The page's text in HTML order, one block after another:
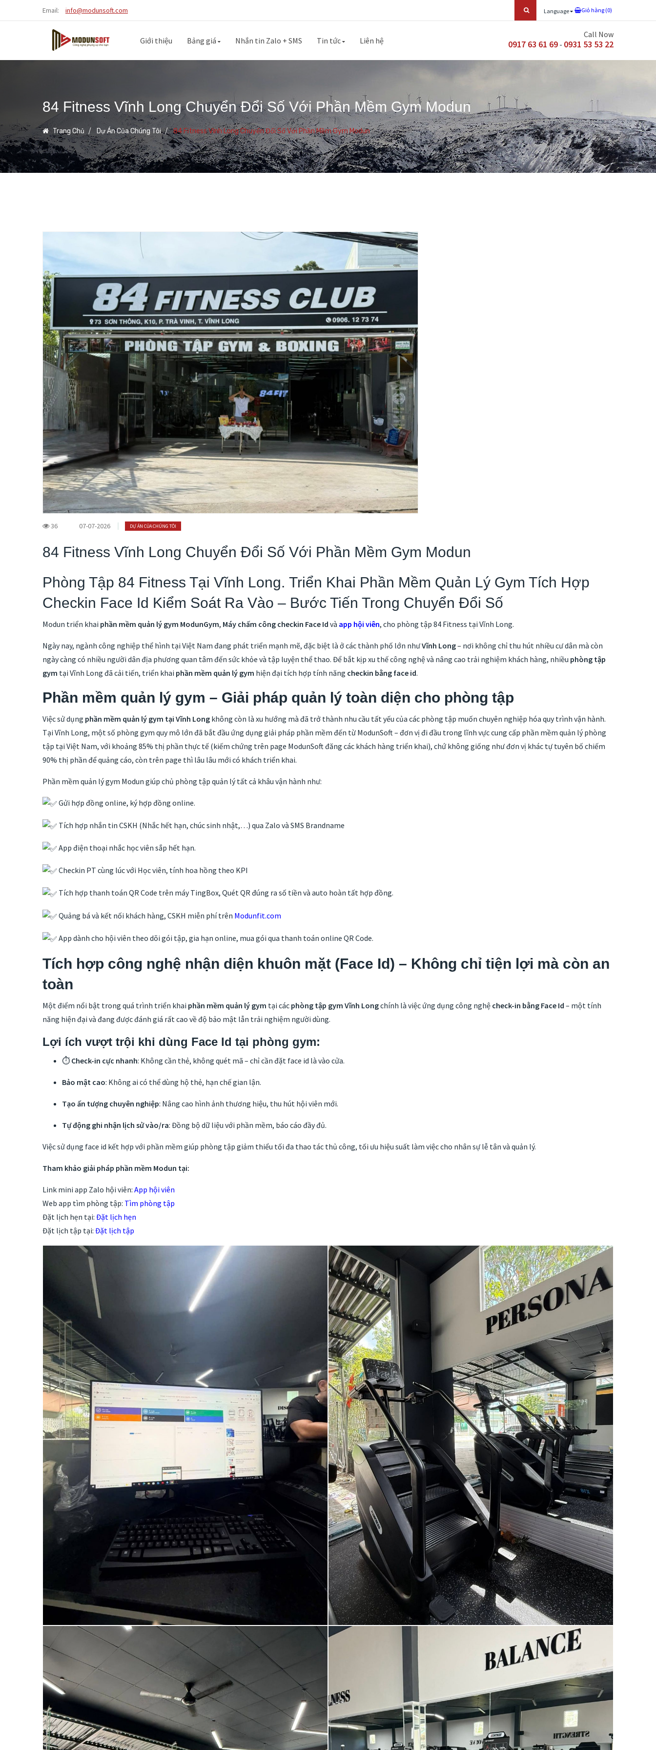
Email: info@modunsoft.com Language Giỏ hàng (0)
Giới thiệu Bảng giá Nhắn tin Zalo + SMS Tin tức Liên hệ
Call Now
0917 63 61 69 - 0931 53 53 22
84 Fitness Vĩnh Long Chuyển Đổi Số Với Phần Mềm Gym Modun
Trang Chủ Dự Án Của Chúng Tôi 84 Fitness Vĩnh Long Chuyển Đổi Số Với Phần Mềm Gym Modun
36 07-07-2026 DỰ ÁN CỦA CHÚNG TÔI
84 Fitness Vĩnh Long Chuyển Đổi Số Với Phần Mềm Gym Modun
Phòng Tập 84 Fitness Tại Vĩnh Long. Triển Khai Phần Mềm Quản Lý Gym Tích Hợp
Checkin Face Id Kiểm Soát Ra Vào – Bước Tiến Trong Chuyển Đổi Số
Modun triển khai phần mềm quản lý gym ModunGym, Máy chấm công checkin Face Id và app hội viên, cho phòng tập 84 Fitness tại Vĩnh Long.
Ngày nay, ngành công nghiệp thể hình tại Việt Nam đang phát triển mạnh mẽ, đặc biệt là ở các thành phố lớn nhưVĩnh Long– nơi không chỉ thu hút nhiều cư dân mà còn
ngày càng có nhiều người dân địa phương quan tâm đến sức khỏe và tập luyện thể thao. Để bắt kịp xu thế công nghệ và nâng cao trải nghiệm khách hàng, nhiều phòng tập
gym tại Vĩnh Long đã cải tiến, triển khai phần mềm quản lý gym hiện đại tích hợp tính năng checkin bằng face id.
Phần mềm quản lý gym – Giải pháp quản lý toàn diện cho phòng tập
Việc sử dụng phần mềm quản lý gym tại Vĩnh Long không còn là xu hướng mà đã trở thành nhu cầu tất yếu của các phòng tập muốn chuyên nghiệp hóa quy trình vận hành.
Tại Vĩnh Long, một số phòng gym quy mô lớn đã bắt đầu ứng dụng giải pháp phần mềm đến từ ModunSoft – đơn vị đi đầu trong lĩnh vực cung cấp phần mềm quản lý phòng
tập tại Việt Nam, với khoảng 85% thị phần thực tế (kiếm chứng trên page ModunSoft đăng các khách hàng triển khai), chứ không giống như đơn vị khác tự tuyên bố chiếm
90% thị phần để quảng cáo, còn trên page thì lâu lâu mới có khách triển khai.
Phần mềm quản lý gym Modun giúp chủ phòng tập quản lý tất cả khâu vận hành như:
Gửi hợp đồng online, ký hợp đồng online.
Tích hợp nhắn tin CSKH (Nhắc hết hạn, chúc sinh nhật,…) qua Zalo và SMS Brandname
App điện thoại nhắc học viên sắp hết hạn.
Checkin PT cùng lúc với Học viên, tính hoa hồng theo KPI
Tích hợp thanh toán QR Code trên máy TingBox, Quét QR đúng ra số tiền và auto hoàn tất hợp đồng.
Quảng bá và kết nối khách hàng, CSKH miễn phí trên Modunfit.com
App dành cho hội viên theo dõi gói tập, gia hạn online, mua gói qua thanh toán online QR Code.
Tích hợp công nghệ nhận diện khuôn mặt (Face Id) – Không chỉ tiện lợi mà còn an
toàn
Một điểm nổi bật trong quá trình triển khai phần mềm quản lý gym tại các phòng tập gym Vĩnh Longchính là việc ứng dụng công nghệ check-in bằng Face Id – một tính
năng hiện đại và đang được đánh giá rất cao về độ bảo mật lẫn trải nghiệm người dùng.
Lợi ích vượt trội khi dùng Face Id tại phòng gym:
⏱ Check-in cực nhanh: Không cần thẻ, không quét mã – chỉ cần đặt face id là vào cửa.
Bảo mật cao: Không ai có thể dùng hộ thẻ, hạn chế gian lận.
Tạo ấn tượng chuyên nghiệp: Nâng cao hình ảnh thương hiệu, thu hút hội viên mới.
Tự động ghi nhận lịch sử vào/ra: Đồng bộ dữ liệu với phần mềm, báo cáo đầy đủ.
Việc sử dụng face id kết hợp với phần mềm giúp phòng tập giảm thiểu tối đa thao tác thủ công, tối ưu hiệu suất làm việc cho nhân sự lễ tân và quản lý.
Tham khảo giải pháp phần mềm Modun tại:
Link mini app Zalo hội viên: App hội viên
Web app tìm phòng tập: Tìm phòng tập
Đặt lịch hẹn tại: Đặt lịch hẹn
Đặt lịch tập tại: Đặt lịch tập